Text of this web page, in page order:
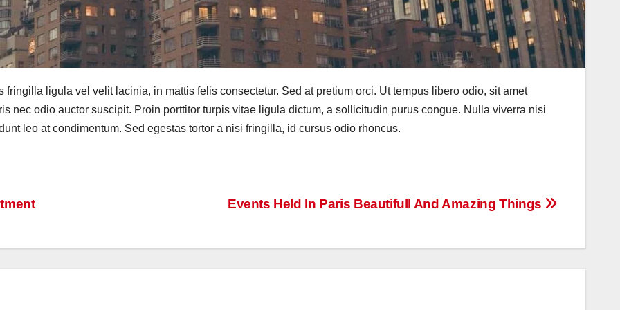
ligula vel velit lacinia, in mattis felis consectetur. Sed at pretium orci. Ut tempus libero odio, sit amet
nec odio auctor suscipit. Proin porttitor turpis vitae ligula dictum, a sollicitudin purus congue. Nulla viverra nisi
leo at condimentum. Sed egestas tortor a nisi fringilla, id cursus odio rhoncus.
Events Held In Paris Beautifull And Amazing Things